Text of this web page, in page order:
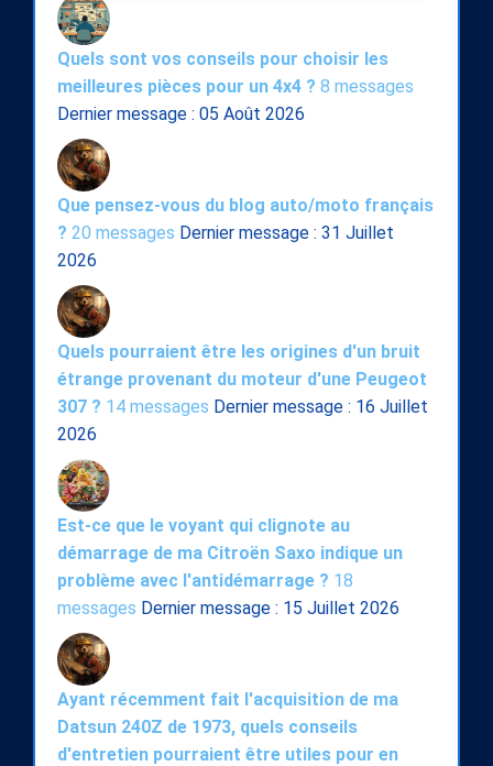
Quels sont vos conseils pour choisir les
meilleures pièces pour un 4x4 ? 8 messages
Dernier message : 05 Août 2026
Que pensez-vous du blog auto/moto français
? 20 messages Dernier message : 31 Juillet
2026
Quels pourraient être les origines d'un bruit
étrange provenant du moteur d'une Peugeot
307 ? 14 messages Dernier message : 16 Juillet
2026
Est-ce que le voyant qui clignote au
démarrage de ma Citroën Saxo indique un
problème avec l'antidémarrage ? 18
messages Dernier message : 15 Juillet 2026
Ayant récemment fait l'acquisition de ma
Datsun 240Z de 1973, quels conseils
d'entretien pourraient être utiles pour en